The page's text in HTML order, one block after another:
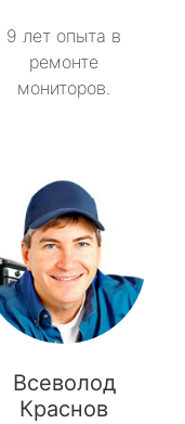
9 лет опыта в
ремонте
мониторов.
Всеволод
Краснов